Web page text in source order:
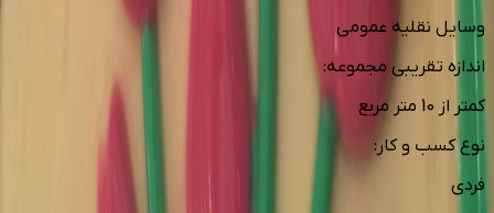
وسایل نقلیه عمومی
اندازه تقریبی مجموعه:
کمتر از 10 متر مربع
نوع کسب و کار:
فردی